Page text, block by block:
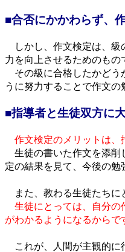
■合否にかかわらず、
しかし、作文検定は、級
力を向上させるためのもの
その級に合格したかどう
うに努力することで作文
■指導者と生徒双方に
作文検定のメリットは、
生徒の書いた作文を添削
定の結果を見て、今後の
また、教わる生徒たちに
生徒にとっては、自分の
がわかるようになるからで
これが、人間が主観的に